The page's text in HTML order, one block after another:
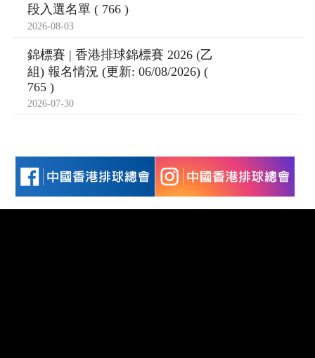
段入選名單 ( 766 )
2026-08-03
錦標賽 | 香港排球錦標賽 2026 (乙
組) 報名情況 (更新: 06/08/2026) (
765 )
2026-07-30